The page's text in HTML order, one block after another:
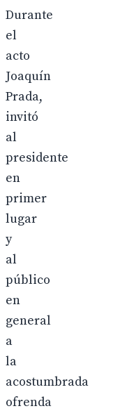
Durante
el
acto
Joaquín
Prada,
invitó
al
presidente
en
primer
lugar
y
al
público
en
general
a
la
acostumbrada
ofrenda